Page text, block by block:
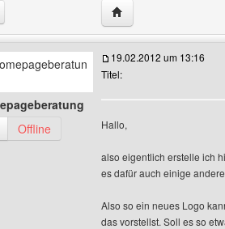
Website dieses
Benutzer-Profile anzeigen
Offline
19.02.2012 um 13:16
Titel:
Hallo,
also eigentlich erstelle ich
es dafür auch einige
Also so ein neues Logo
das vorstellst. Soll es so